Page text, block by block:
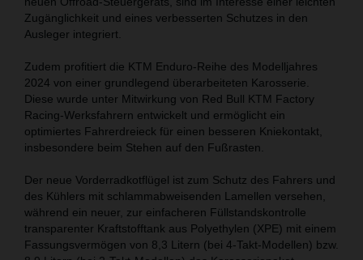
Zugänglichkeit und eines verbesserten Schutzes in den
Ausleger integriert.
Zudem profitiert die KTM Enduro-Reihe des Modelljahres
2024 von einer grundlegend überarbeiteten Karosserie.
Diese wurde unter Mitwirkung von Red Bull KTM Factory
Racing-Werksfahrern entwickelt und ermöglicht ein
optimiertes Fahrerdreieck für einen besseren Kniekontakt,
insbesondere beim Stehen auf den Fußrasten.
Der neue Vorderradkotflügel ist zum Schutz des Fahrers und
des Kühlers mit schlammabweisenden Lamellen versehen,
während ein neuer, zur einfacheren Füllstandskontrolle
transparenter Kraftstofftank aus Polyethylen (XPE) mit einem
Fassungsvermögen von 8,3 Litern (bei 4-Takt-Modellen) bzw.